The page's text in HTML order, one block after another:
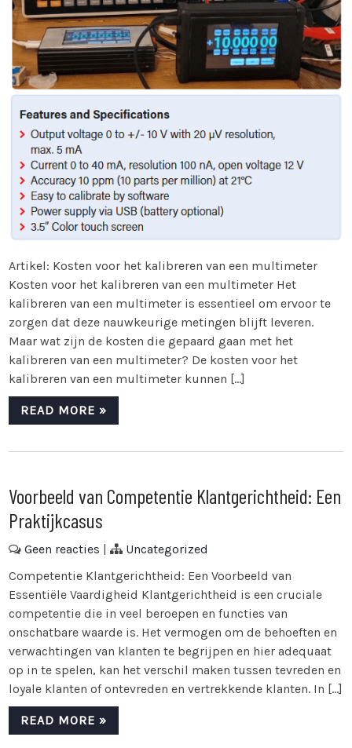
Artikel: Kosten voor het kalibreren van een multimeter
Kosten voor het kalibreren van een multimeter Het
kalibreren van een multimeter is essentieel om ervoor te
zorgen dat deze nauwkeurige metingen blijft leveren.
Maar wat zijn de kosten die gepaard gaan met het
kalibreren van een multimeter? De kosten voor het
kalibreren van een multimeter kunnen […]
READ MORE »
Voorbeeld van Competentie Klantgerichtheid: Een
Praktijkcasus
Geen reacties |
Uncategorized
Competentie Klantgerichtheid: Een Voorbeeld van
Essentiële Vaardigheid Klantgerichtheid is een cruciale
competentie die in veel beroepen en functies van
onschatbare waarde is. Het vermogen om de behoeften en
verwachtingen van klanten te begrijpen en hier adequaat
op in te spelen, kan het verschil maken tussen tevreden en
loyale klanten of ontevreden en vertrekkende klanten. In […]
READ MORE »